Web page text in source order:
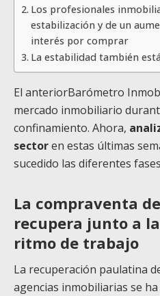
Los profesionales
estabilización y de un
interés por comprar
La estabilidad también
El anteriorBarómetro
mercado inmobiliario
confinamiento. Ahora,
sectoren estas últimas
sucedido las diferentes
La compraventa
recupera junto a
ritmo de trabajo
La recuperación paulatina
agencias inmobiliarias se